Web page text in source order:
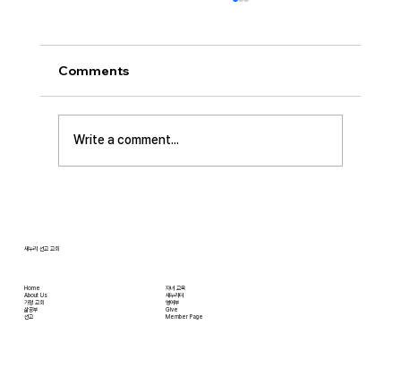
Comments
Write a comment...
Home
About Us
​가정 교회
​삶공부
​선교
자녀 교육
새누리터
영어부
Give
Member Page
새누리 선교 교회